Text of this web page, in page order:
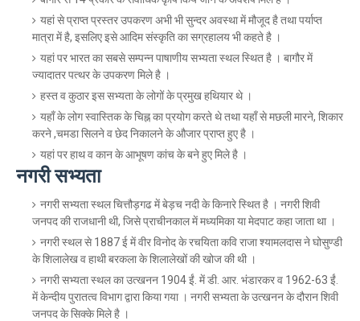
यहां से प्राप्त प्रस्तर उपकरण अभी भी सुन्दर अवस्था में मौजूद है तथा पर्याप्त
मात्रा में है, इसलिए इसे आदिम संस्कृति का सग्रहालय भी कहते है ।
यहां पर भारत का सबसे सम्पन्न पाषाणीय सभ्यता स्थल स्थित है । बागौर में
ज्यादातर पत्थर के उपकरण मिले है ।
हस्त व कुठार इस सभ्यता के लोगों के प्रमुख हथियार थे ।
यहाँ के लोग स्वास्तिक के चिह्न का प्रयोग करते थे तथा यहाँ से मछली मारने, शिकार
करने ,चमडा सिलने व छेद निकालने के औजार प्राप्त हुए है ।
यहां पर हाथ व कान के आभूषण कांच के बने हुए मिले है ।
नगरी सभ्यता
नगरी सभ्यता स्थल चित्तौड़गढ में बेड़च नदी के किनारे स्थित है । नगरी शिवी
जनपद की राजधानी थी, जिसे प्राचीनकाल में मध्यमिका या मेदपाट कहा जाता था ।
नगरी स्थल से 1887 ई में वीर विनोद के रचयिता कवि राजा श्यामलदास ने घोसुण्डी
के शिलालेख व हाथी बरकला के शिलालेखों की खोज की थी ।
नगरी सभ्यता स्थल का उत्खनन 1904 ईं. में डी. आर. भंडारकर व 1962-63 ईं.
में केन्दीय पुरातत्व विभाग द्वारा किया गया । नगरी सभ्यता के उत्खनन के दौरान शिवी
जनपद के सिक्के मिले है ।